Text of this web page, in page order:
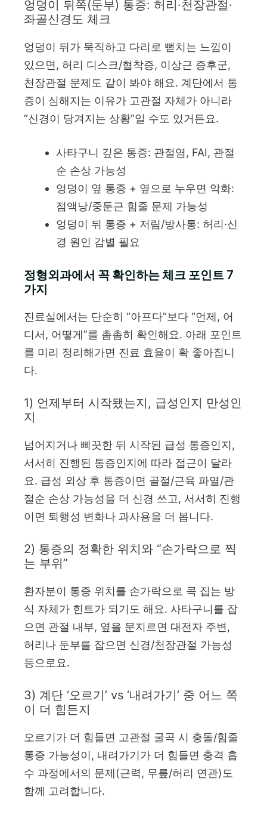
엉덩이 뒤쪽(둔부) 통증: 허리·천장관절·
좌골신경도 체크
엉덩이 뒤가 묵직하고 다리로 뻗치는 느낌이
있으면, 허리 디스크/협착증, 이상근 증후군,
천장관절 문제도 같이 봐야 해요. 계단에서 통
증이 심해지는 이유가 고관절 자체가 아니라
“신경이 당겨지는 상황”일 수도 있거든요.
사타구니 깊은 통증: 관절염, FAI, 관절
순 손상 가능성
엉덩이 옆 통증 + 옆으로 누우면 악화:
점액낭/중둔근 힘줄 문제 가능성
엉덩이 뒤 통증 + 저림/방사통: 허리·신
경 원인 감별 필요
정형외과에서 꼭 확인하는 체크 포인트 7
가지
진료실에서는 단순히 “아프다”보다 “언제, 어
디서, 어떻게”를 촘촘히 확인해요. 아래 포인트
를 미리 정리해가면 진료 효율이 확 좋아집니
다.
1) 언제부터 시작됐는지, 급성인지 만성인
지
넘어지거나 삐끗한 뒤 시작된 급성 통증인지,
서서히 진행된 통증인지에 따라 접근이 달라
요. 급성 외상 후 통증이면 골절/근육 파열/관
절순 손상 가능성을 더 신경 쓰고, 서서히 진행
이면 퇴행성 변화나 과사용을 더 봅니다.
2) 통증의 정확한 위치와 “손가락으로 찍
는 부위”
환자분이 통증 위치를 손가락으로 콕 집는 방
식 자체가 힌트가 되기도 해요. 사타구니를 잡
으면 관절 내부, 옆을 문지르면 대전자 주변,
허리나 둔부를 잡으면 신경/천장관절 가능성
등으로요.
3) 계단 ‘오르기’ vs ‘내려가기’ 중 어느 쪽
이 더 힘든지
오르기가 더 힘들면 고관절 굴곡 시 충돌/힘줄
통증 가능성이, 내려가기가 더 힘들면 충격 흡
수 과정에서의 문제(근력, 무릎/허리 연관)도
함께 고려합니다.